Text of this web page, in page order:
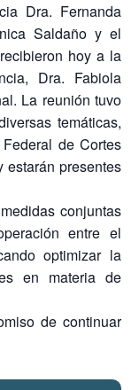
Dra. Fernanda
Saldaño y el
hoy a la
Dra. Fabiola
La reunión tuvo
temáticas,
de Cortes
estarán presentes
conjuntas
entre el
optimizar la
en materia de
de continuar